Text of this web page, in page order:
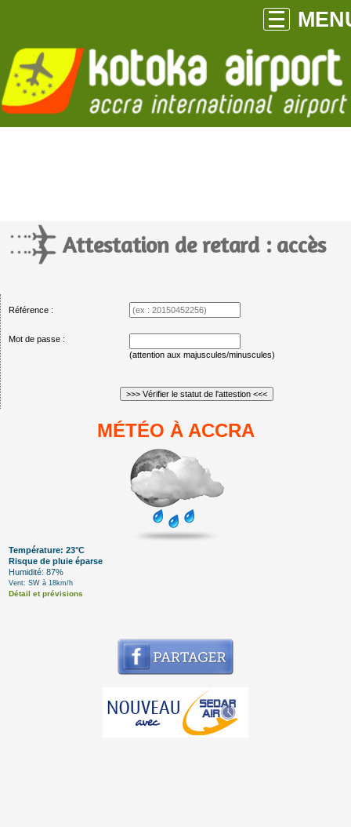
Attestation de retard : accès
Référence :
Mot de passe :
(attention aux majuscules/minuscules)
MÉTÉO À ACCRA
Température: 23°C
Risque de pluie éparse
Humidité: 87%
Vent: SW à 18km/h
Détail et prévisions